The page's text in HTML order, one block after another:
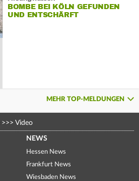
BOMBE BEI KÖLN GEFUNDEN
UND ENTSCHÄRFT
MEHR TOP-MELDUNGEN
>>> Video
NEWS
Hessen News
Frankfurt News
Wiesbaden News